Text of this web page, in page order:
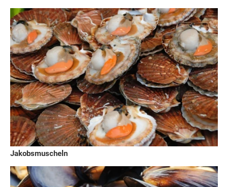
Jakobsmuscheln